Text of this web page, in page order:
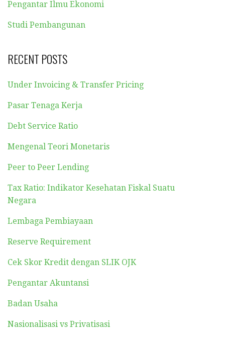
Pengantar Ilmu Ekonomi
Studi Pembangunan
RECENT POSTS
Under Invoicing & Transfer Pricing
Pasar Tenaga Kerja
Debt Service Ratio
Mengenal Teori Monetaris
Peer to Peer Lending
Tax Ratio: Indikator Kesehatan Fiskal Suatu
Negara
Lembaga Pembiayaan
Reserve Requirement
Cek Skor Kredit dengan SLIK OJK
Pengantar Akuntansi
Badan Usaha
Nasionalisasi vs Privatisasi